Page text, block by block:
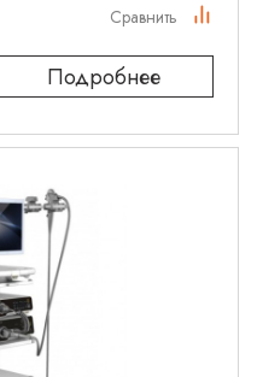
Подробнее
Сравнить